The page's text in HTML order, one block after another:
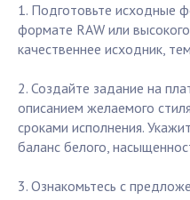
1. Подготовьте исходные
формате RAW или
качественнее исходник,
2. Создайте задание на
описанием желаемого
сроками исполнения.
баланс белого,
3. Ознакомьтесь с